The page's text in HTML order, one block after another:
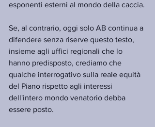
esponenti esterni al mondo della caccia.
Se, al contrario, oggi solo AB continua a
difendere senza riserve questo testo,
insieme agli uffici regionali che lo
hanno predisposto, crediamo che
qualche interrogativo sulla reale equità
del Piano rispetto agli interessi
dell'intero mondo venatorio debba
essere posto.